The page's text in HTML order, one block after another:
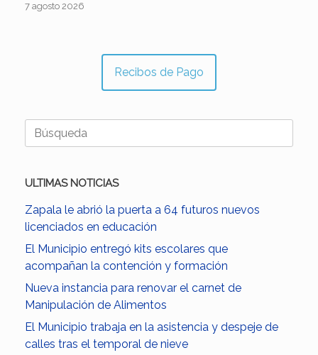
7 agosto 2026
Recibos de Pago
Buscar:
ULTIMAS NOTICIAS
Zapala le abrió la puerta a 64 futuros nuevos
licenciados en educación
El Municipio entregó kits escolares que
acompañan la contención y formación
Nueva instancia para renovar el carnet de
Manipulación de Alimentos
El Municipio trabaja en la asistencia y despeje de
calles tras el temporal de nieve